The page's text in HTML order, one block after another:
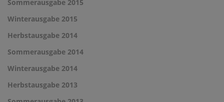
Sommerausgabe 2015
Winterausgabe 2015
Herbstausgabe 2014
Sommerausgabe 2014
Winterausgabe 2014
Herbstausgabe 2013